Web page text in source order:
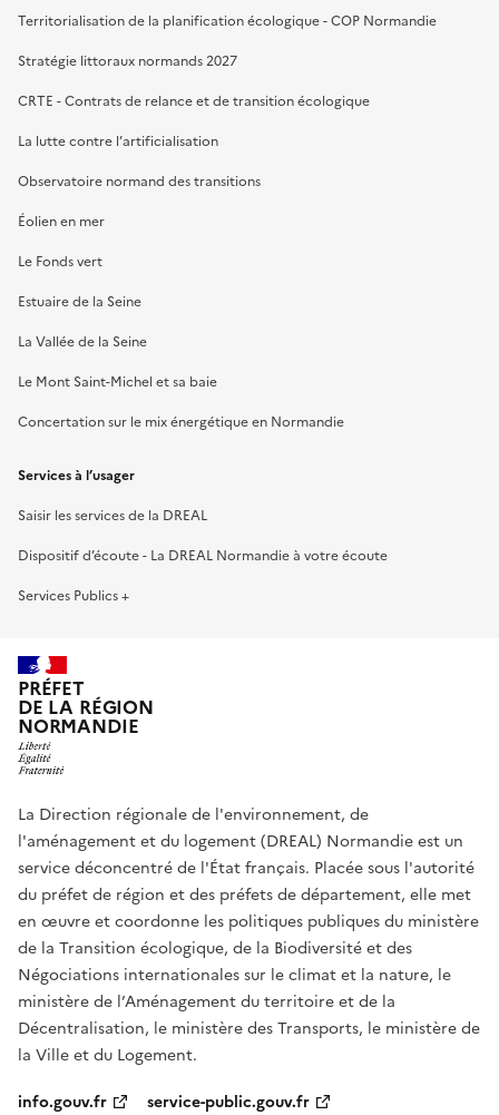
Territorialisation de la planification écologique - COP Normandie
Stratégie littoraux normands 2027
CRTE - Contrats de relance et de transition écologique
La lutte contre l’artificialisation
Observatoire normand des transitions
Éolien en mer
Le Fonds vert
Estuaire de la Seine
La Vallée de la Seine
Le Mont Saint-Michel et sa baie
Concertation sur le mix énergétique en Normandie
Services à l’usager
Saisir les services de la DREAL
Dispositif d’écoute - La DREAL Normandie à votre écoute
Services Publics +
PRÉFET
DE LA RÉGION
NORMANDIE
La Direction régionale de l'environnement, de
l'aménagement et du logement (DREAL) Normandie est un
service déconcentré de l'État français. Placée sous l'autorité
du préfet de région et des préfets de département, elle met
en œuvre et coordonne les politiques publiques du ministère
de la Transition écologique, de la Biodiversité et des
Négociations internationales sur le climat et la nature, le
ministère de l’Aménagement du territoire et de la
Décentralisation, le ministère des Transports, le ministère de
la Ville et du Logement.
info.gouv.fr
service-public.gouv.fr